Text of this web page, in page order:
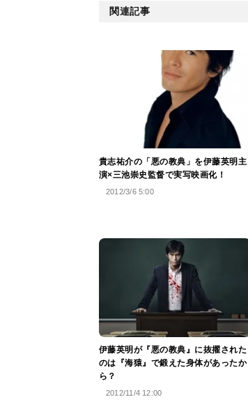
関連記事
貴志祐介の「悪の教典」を伊藤英明主
演×三池崇史監督で実写映画化！
2012/3/6 5:00
伊藤英明が『悪の教典』に抜擢された
のは『海猿』で鍛えた身体があったか
ら？
2012/11/4 12:00